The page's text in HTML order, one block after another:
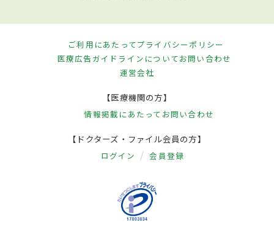
ご利用にあたってプライバシーポリシー
医療広告ガイドラインについてお問い合わせ
運営会社
【医療機関の方】
情報掲載にあたって お問い合わせ
【ドクターズ・ファイル会員の方】
ログイン 会員登録